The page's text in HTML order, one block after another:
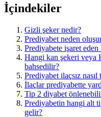
İçindekiler
Gizli şeker nedir?
Prediyabet neden
Prediyabete işaret
Hangi kan şekeri veya
bahsedilir?
Prediyabet ilaçsız
İlaçlar prediyabette
Tip 2 diyabet
Prediyabetin hangi alt
gelir?